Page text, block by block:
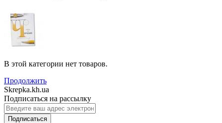
В этой категории нет товаров.
Продолжить
Skrepka.kh.ua
Подписаться на рассылку
Подписаться